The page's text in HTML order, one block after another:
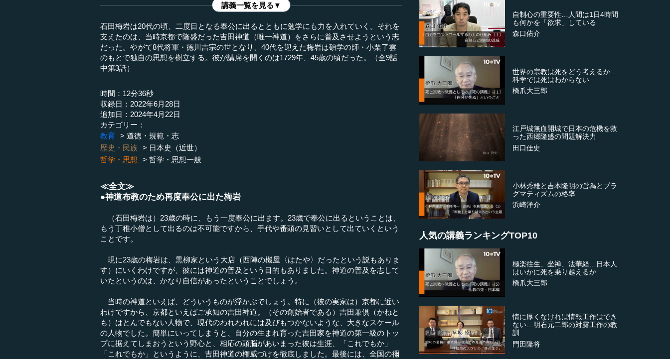
講義一覧を見る▼
石田梅岩は20代の頃、二度目となる奉公に出るとともに勉学にも力を入れていく。それを
支えたのは、当時京都で隆盛だった吉田神道（唯一神道）をさらに普及させようという志
だった。やがて8代将軍・徳川吉宗の世となり、40代を迎えた梅岩は碩学の師・小栗了雲
のもとで独自の思想を樹立する。彼が講席を開くのは1729年、45歳の頃だった。（全9話
中第3話）
時間：12分36秒
収録日：2022年6月28日
追加日：2024年4月22日
カテゴリー：
教育
道徳・規範・志
歴史・民族
日本史（近世）
哲学・思想
哲学・思想一般
≪全文≫
●神道布教のため再度奉公に出た梅岩
（石田梅岩は）23歳の時に、もう一度奉公に出ます。23歳で奉公に出るということは、
もう丁稚小僧として出るのは不可能ですから、手代や番頭の見習いとして出ていくという
ことです。
現に23歳の梅岩は、黒柳家という大店（西陣の機屋〈はたや〉だったという説もありま
す）にいくわけですが、彼には神道の普及という目的もありました。神道の普及を志して
いたというのは、かなり自信があったということでしょう。
当時の神道といえば、どういうものが浮かぶでしょう。特に（彼の実家は）京都に近い
わけですから、京都といえばご承知の吉田神道。（その創始者である）吉田兼倶（かねと
も）はとんでもない人物で、現代のわれわれには及びもつかないような、大きなスケール
の人物でした。簡単にいってしまうと、自分の生まれ育った吉田家を神道の第一級のトッ
プに据えてしまおうという野心と、相応の頭脳があいまった彼は生涯、「これでもか」
「これでもか」というように、吉田神道の権威づけを徹底しました。最後には、全国の禰
自制心の重要性…人間は1日4時間
も何かを「欲求」している
森口佑介
世界の宗教は死をどう考えるか…
科学では死はわからない
橋爪大三郎
江戸城無血開城で日本の危機を救
った西郷隆盛の問題解決力
田口佳史
小林秀雄と吉本隆明の営為とプラ
グマティズムの格率
浜崎洋介
人気の講義ランキングTOP10
極楽往生、坐禅、法華経…日本人
はいかに死を乗り越えるか
橋爪大三郎
情に厚くなければ情報工作はでき
ない…明石元二郎の対露工作の教
訓
門田隆将